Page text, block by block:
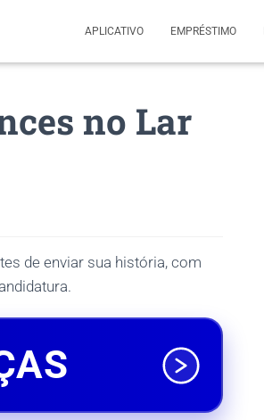
APLICATIVO EMPRÉSTIMO
no Lar
de enviar sua história, com